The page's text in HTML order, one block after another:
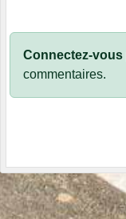
Connectez-vous
commentaires.